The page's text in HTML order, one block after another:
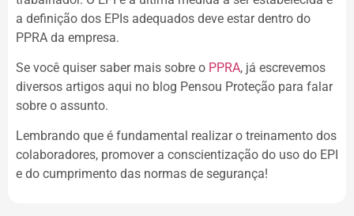
a definição dos EPIs adequados deve estar dentro do
PPRA da empresa.
Se você quiser saber mais sobre o PPRA, já escrevemos
diversos artigos aqui no blog Pensou Proteção para falar
sobre o assunto.
Lembrando que é fundamental realizar o treinamento dos
colaboradores, promover a conscientização do uso do EPI
e do cumprimento das normas de segurança!